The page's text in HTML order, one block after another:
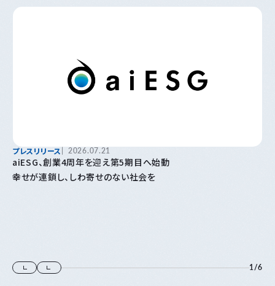
プレスリリース 2026.07.21
aiESG、創業4周年を迎え第5期目へ始動
幸せが連鎖し、しわ寄せのない社会を
1/6